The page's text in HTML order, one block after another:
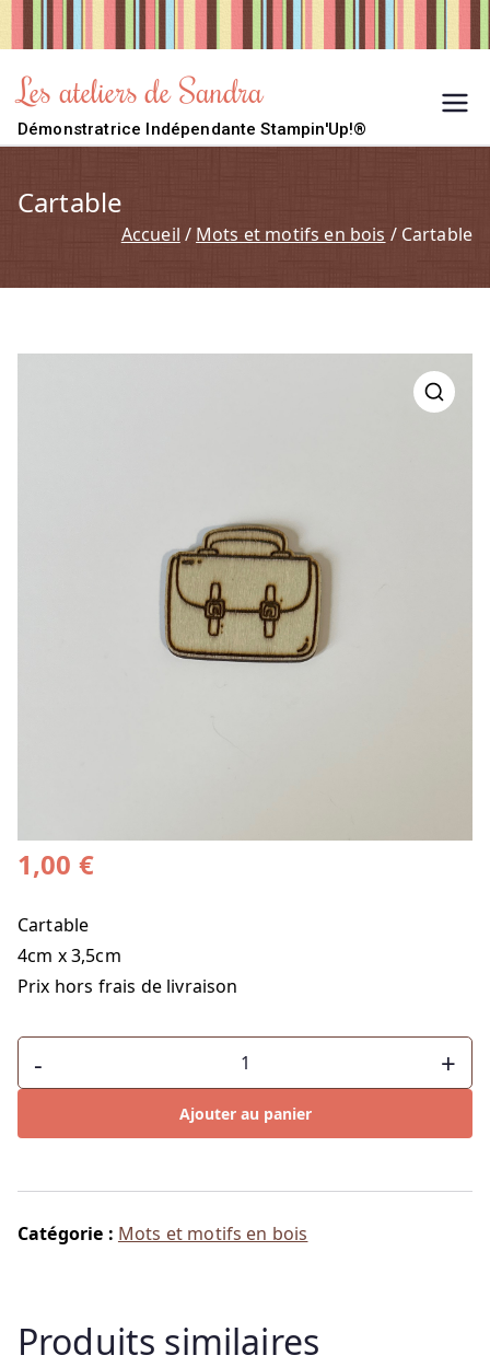
au
contenu
Les ateliers de Sandra
Démonstratrice Indépendante Stampin'Up!®
Cartable
Accueil Mots et motifs en bois Cartable
1,00 €
Cartable
4cm x 3,5cm
Prix hors frais de livraison
-
de
+
Ajouter au panier
Catégorie : Mots et motifs en bois
Produits similaires